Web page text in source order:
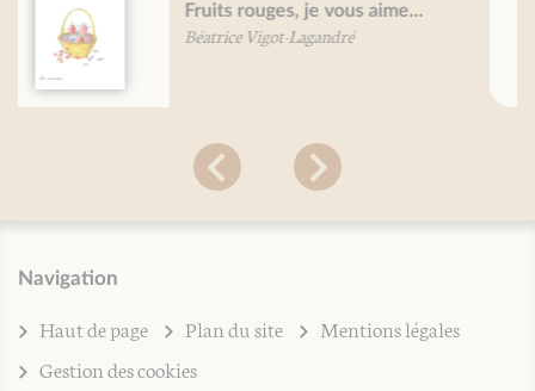
Petit traité du yaourt
Mireille Gayet
Navigation
Haut de page Plan du site
Mentions légales
Gestion des cookies